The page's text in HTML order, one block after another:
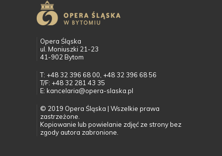
Opera Śląska
ul. Moniuszki 21-23
41-902 Bytom
T: +48 32 396 68 00, +48 32 396 68 56
T/F: +48 32 281 43 35
E: kancelaria@opera-slaska.pl
© 2019 Opera Śląska | Wszelkie prawa
zastrzeżone.
Kopiowanie lub powielanie zdjęć ze strony bez
zgody autora zabronione.